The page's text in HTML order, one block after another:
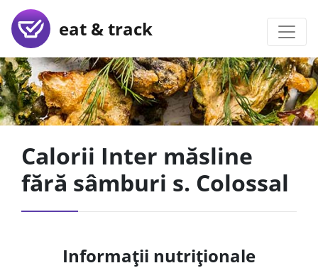
eat & track
Calorii Inter măsline
fără sâmburi s. Colossal
Informații nutriționale